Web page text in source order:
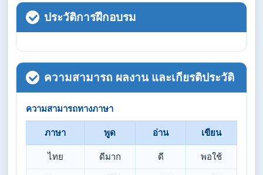
ประวัติการฝึกอบรม
ความสามารถ ผลงาน และเกียรติประวัติ
ความสามารถทางภาษา
ภาษา พูด อ่าน เขียน
ไทย ดีมาก ดี พอใช้